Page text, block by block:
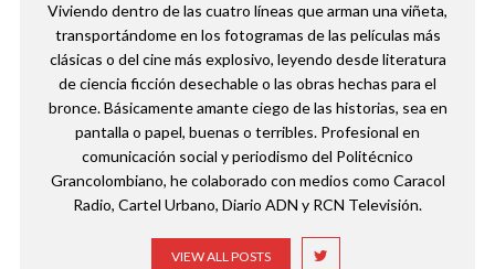
Viviendo dentro de las cuatro líneas que arman una viñeta,
transportándome en los fotogramas de las películas más
clásicas o del cine más explosivo, leyendo desde literatura
de ciencia ficción desechable o las obras hechas para el
bronce. Básicamente amante ciego de las historias, sea en
pantalla o papel, buenas o terribles. Profesional en
comunicación social y periodismo del Politécnico
Grancolombiano, he colaborado con medios como Caracol
Radio, Cartel Urbano, Diario ADN y RCN Televisión.
VIEW ALL POSTS